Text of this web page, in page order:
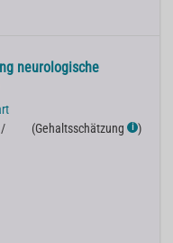
neurologische
/
(Gehaltsschätzung ℹ )